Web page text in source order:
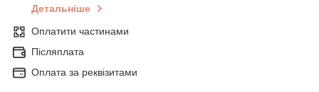
Детальніше
Оплатити частинами
Післяплата
Оплата за реквізитами